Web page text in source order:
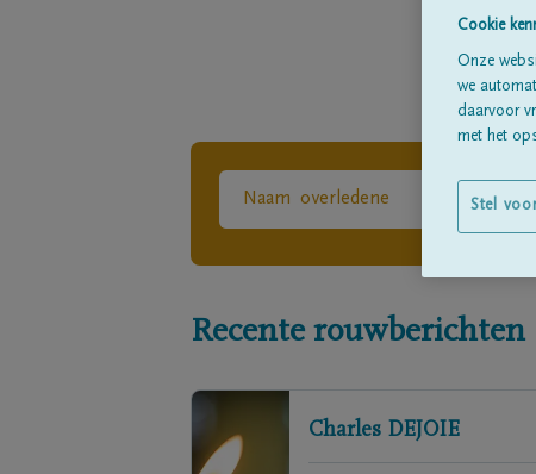
Recente rouwberichten
Charles DEJOIE
Cookie
Onze
we
daarvoor
met het
Stel